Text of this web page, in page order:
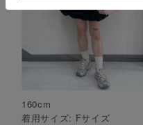
160cm
着用サイズ: Fサイズ